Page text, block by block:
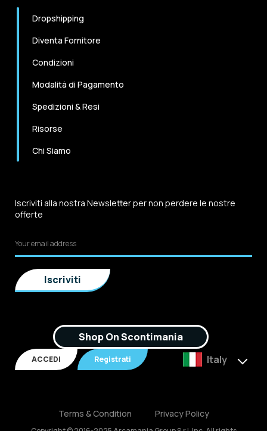
Dropshipping
Diventa Fornitore
Condizioni
Modalità di Pagamento
Spedizioni & Resi
Risorse
Chi Siamo
Iscriviti alla nostra Newsletter per non perdere le nostre
offerte
Shop On Scontimania
ACCEDI Registrati Italy
Terms & Condition Privacy Policy